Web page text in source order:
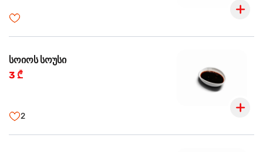
სოიოს სოუსი
3 ₾
2